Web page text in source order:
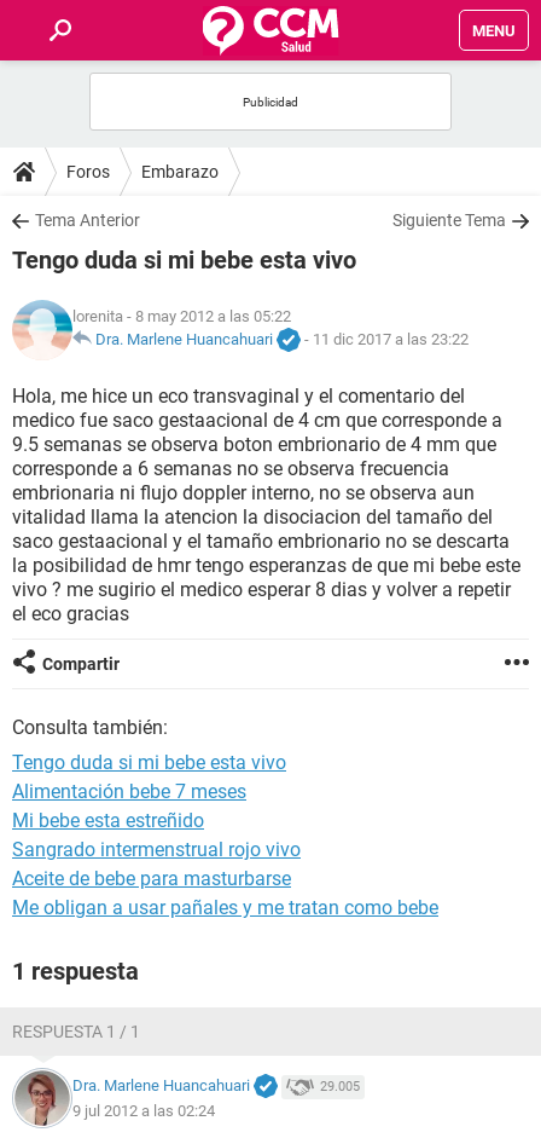
MENU
FOROS
SALUD
FAMILIA
NUTRICIÓN
BIENESTAR
SEXUALIDAD
GLOSARIO
Foros Embarazo
Tema Anterior Siguiente Tema
Tengo duda si mi bebe esta vivo
lorenita - 8 may 2012 a las 05:22
Dra. Marlene Huancahuari
- 11 dic 2017 a las 23:22
Hola, me hice un eco transvaginal y el comentario del
medico fue saco gestaacional de 4 cm que corresponde a
9.5 semanas se observa boton embrionario de 4 mm que
corresponde a 6 semanas no se observa frecuencia
embrionaria ni flujo doppler interno, no se observa aun
vitalidad llama la atencion la disociacion del tamaño del
saco gestaacional y el tamaño embrionario no se descarta
la posibilidad de hmr tengo esperanzas de que mi bebe este
vivo ? me sugirio el medico esperar 8 dias y volver a repetir
el eco gracias
Compartir
Consulta también:
Tengo duda si mi bebe esta vivo
Alimentación bebe 7 meses
Mi bebe esta estreñido
Sangrado intermenstrual rojo vivo
Aceite de bebe para masturbarse
Me obligan a usar pañales y me tratan como bebe
1 respuesta
RESPUESTA 1 / 1
Dra. Marlene Huancahuari 29.005
9 jul 2012 a las 02:24